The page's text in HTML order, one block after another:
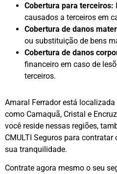
Cobertura para terceiros:
causados a terceiros em
Cobertura de danos
ou substituição de bens
Cobertura de danos
financeiro em caso de
terceiros.
Amaral Ferrador está
como Camaquã, Cristal e
você reside nessas regiões,
CMULTI Seguros para contratar
sua tranquilidade.
Contrate agora mesmo o seu